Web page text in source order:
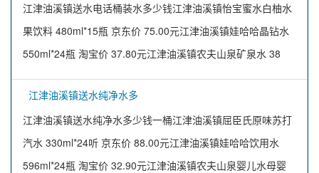
江津油溪镇送水电话桶装水多少钱江津油溪镇怡宝蜜水白柚水
果饮料 480ml*15瓶 京东价 75.00元江津油溪镇娃哈哈晶钻水
550ml*24瓶 淘宝价 37.80元江津油溪镇农夫山泉矿泉水 38
江津油溪镇送水纯净水多
江津油溪镇送水纯净水多少钱一桶江津油溪镇屈臣氏原味苏打
汽水 330ml*24听 京东价 88.00元江津油溪镇娃哈哈饮用水
596ml*24瓶 淘宝价 32.90元江津油溪镇农夫山泉婴儿水母婴